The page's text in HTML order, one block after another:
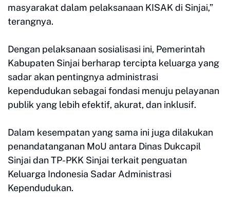
masyarakat dalam pelaksanaan KISAK di Sinjai,”
terangnya.
Dengan pelaksanaan sosialisasi ini, Pemerintah
Kabupaten Sinjai berharap tercipta keluarga yang
sadar akan pentingnya administrasi
kependudukan sebagai fondasi menuju pelayanan
publik yang lebih efektif, akurat, dan inklusif.
Dalam kesempatan yang sama ini juga dilakukan
penandatanganan MoU antara Dinas Dukcapil
Sinjai dan TP-PKK Sinjai terkait penguatan
Keluarga Indonesia Sadar Administrasi
Kependudukan.